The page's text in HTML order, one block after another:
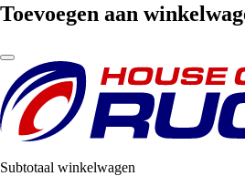
Toevoegen aan
Subtotaal winkelwagen